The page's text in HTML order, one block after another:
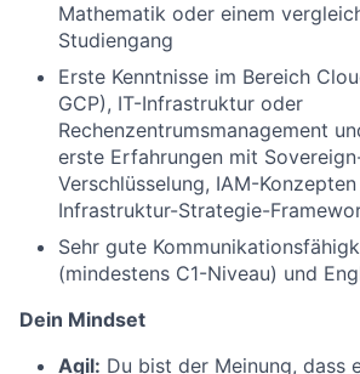
Mathematik oder einem
Studiengang
Erste Kenntnisse im Bereich
GCP), IT-Infrastruktur oder
Rechenzentrumsmanagement
erste Erfahrungen mit
Verschlüsselung, IAM-
Infrastruktur-Strategie-
Sehr gute
(mindestens C1-Niveau) und
Dein Mindset
Agil: Du bist der Meinung, dass